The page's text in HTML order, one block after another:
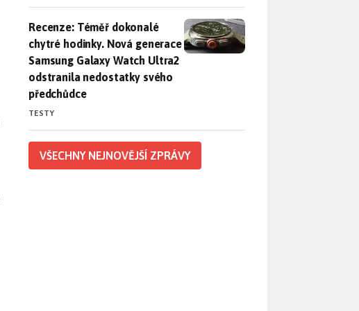
Recenze: Téměř dokonalé chytré hodinky. Nová generace
Recenze: Téměř dokonalé
chytré hodinky. Nová generace
Samsung Galaxy Watch Ultra2
odstranila nedostatky svého
předchůdce
TESTY
VŠECHNY NEJNOVĚJŠÍ ZPRÁVY